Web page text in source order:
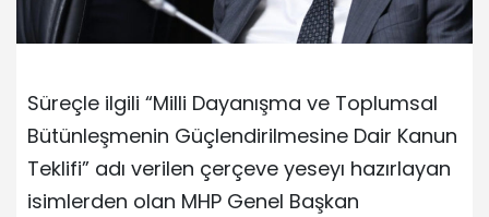
Süreçle ilgili “Milli Dayanışma ve Toplumsal
Bütünleşmenin Güçlendirilmesine Dair Kanun
Teklifi” adı verilen çerçeve yeseyı hazırlayan
isimlerden olan MHP Genel Başkan